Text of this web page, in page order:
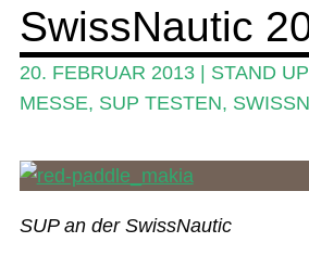
Ratgeber
Das Magazin
Stand Up Magazin TV
Mein Konto
SwissNautic
20. FEBRUAR 2013| STAND
MESSE, SUP TESTEN,
SUP an der SwissNautic